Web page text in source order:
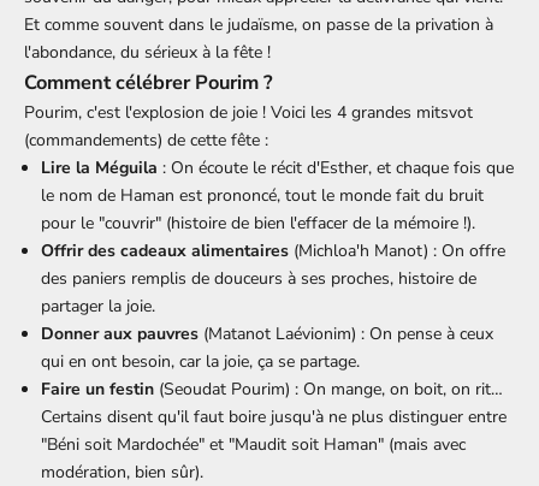
Et comme souvent dans le judaïsme, on passe de la privation à
l'abondance, du sérieux à la fête !
Comment célébrer Pourim ?
Pourim, c'est l'explosion de joie ! Voici les 4 grandes mitsvot
(commandements) de cette fête :
Lire la Méguila : On écoute le récit d'Esther, et chaque fois que
le nom de Haman est prononcé, tout le monde fait du bruit
pour le "couvrir" (histoire de bien l'effacer de la mémoire !).
Offrir des cadeaux alimentaires (Michloa'h Manot) : On offre
des paniers remplis de douceurs à ses proches, histoire de
partager la joie.
Donner aux pauvres (Matanot Laévionim) : On pense à ceux
qui en ont besoin, car la joie, ça se partage.
Faire un festin (Seoudat Pourim) : On mange, on boit, on rit…
Certains disent qu'il faut boire jusqu'à ne plus distinguer entre
"Béni soit Mardochée" et "Maudit soit Haman" (mais avec
modération, bien sûr).